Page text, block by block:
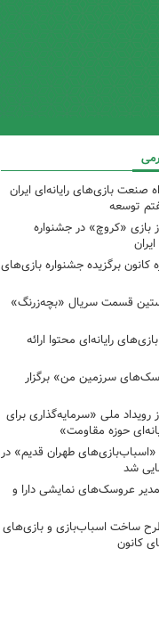
صنعت بازی‌های رایانه‌ای ایران
توسعه
بازی «کروچ» در جشنواره
کانون برگزیده جشنواره بازی‌های
قسمت سریال «بچه‌زرنگ»
رایانه‌ای محتوا ارائه
سرزمین من» برگزار
رویداد ملی «سرمایه‌گذاری برای
حوزه مقاومت»
طهران قدیم» در
شد
مدیر عروسک‌های نمایشی دارا و
طرح ساخت اسباب‌بازی و بازی‌های
کانون